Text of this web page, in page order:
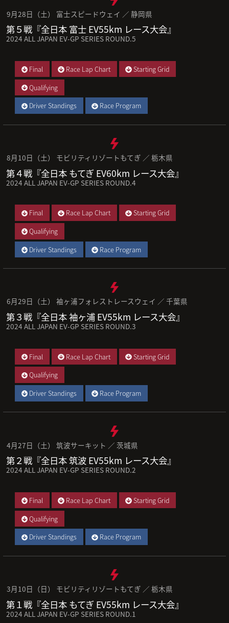
9月28日（土） 富士スピードウェイ ／ 静岡県
第５戦『全日本 富士 EV55km レース大会』
2024 ALL JAPAN EV-GP SERIES ROUND.5
Final Race Lap Chart
Starting Grid
Qualifying
Driver Standings
Race Program
8月10日（土） モビリティリゾートもてぎ ／ 栃木県
第４戦『全日本 もてぎ EV60km レース大会』
2024 ALL JAPAN EV-GP SERIES ROUND.4
Final Race Lap Chart
Starting Grid
Qualifying
Driver Standings
Race Program
6月29日（土） 袖ヶ浦フォレストレースウェイ ／ 千葉県
第３戦『全日本 袖ヶ浦 EV55km レース大会』
2024 ALL JAPAN EV-GP SERIES ROUND.3
Final Race Lap Chart
Starting Grid
Qualifying
Driver Standings
Race Program
4月27日（土） 筑波サーキット ／ 茨城県
第２戦『全日本 筑波 EV55km レース大会』
2024 ALL JAPAN EV-GP SERIES ROUND.2
Final Race Lap Chart
Starting Grid
Qualifying
Driver Standings
Race Program
3月10日（日） モビリティリゾートもてぎ ／ 栃木県
第１戦『全日本 もてぎ EV55km レース大会』
2024 ALL JAPAN EV-GP SERIES ROUND.1